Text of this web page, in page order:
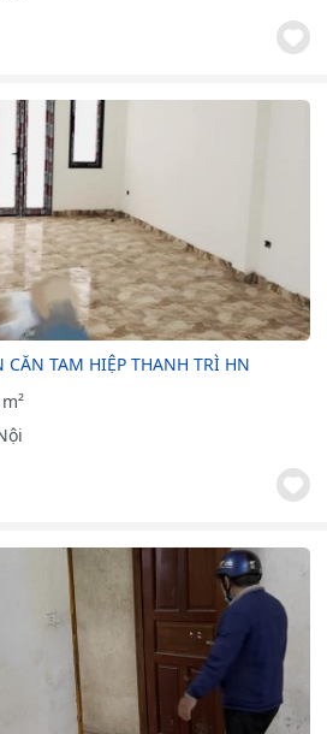
CĂN TAM HIỆP THANH TRÌ HN